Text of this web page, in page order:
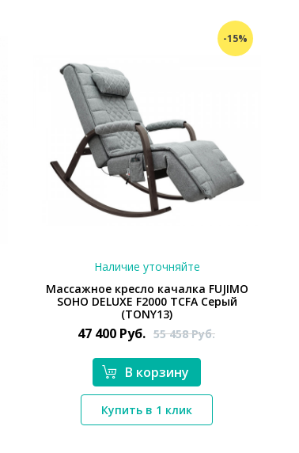
-15%
*}
Наличие уточняйте
Массажное кресло качалка FUJIMO
SOHO DELUXE F2000 TCFA Серый
(TONY13)
47 400 Руб. 55 458Руб.
В корзину
Купить в 1 клик